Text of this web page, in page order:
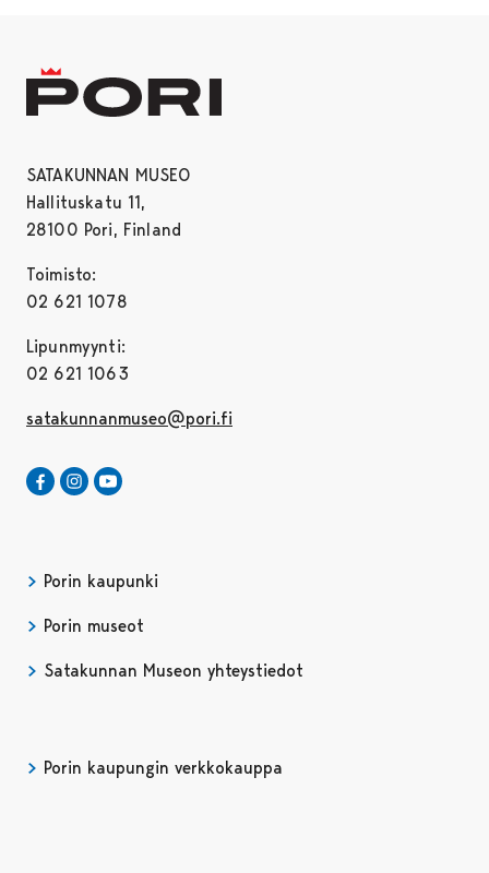
SATAKUNNAN MUSEO
Hallituskatu 11,
28100 Pori, Finland
Toimisto:
02 621 1078
Lipunmyynti:
02 621 1063
satakunnanmuseo@pori.fi
Satakunnan Museo Facebookissa
Avautuu uudessa välilehdessä
Satakunnan Museo Instagrammissa
Avautuu uudessa välilehdessä
Porin kaupunki
Porin museot
Satakunnan Museon yhteystiedot
Porin kaupungin verkkokauppa